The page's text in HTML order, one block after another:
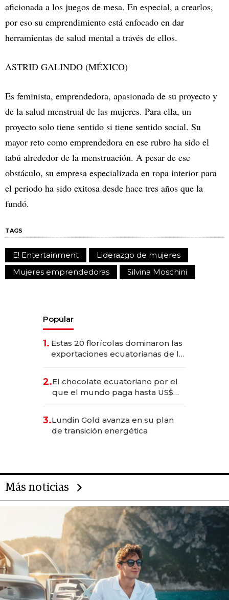
aficionada a los juegos de mesa. En especial, a crearlos,
por eso su emprendimiento está enfocado en dar
herramientas de salud mental a través de ellos.
ASTRID GALINDO (MÉXICO)
Es feminista, emprendedora, apasionada de su proyecto y
de la salud menstrual de las mujeres. Para ella, un
proyecto solo tiene sentido si tiene sentido social. Su
mayor reto como emprendedora en ese rubro ha sido el
tabú alrededor de la menstruación. A pesar de ese
obstáculo, su empresa especializada en ropa interior para
el periodo ha sido exitosa desde hace tres años que la
fundó.
TAGS
E! Entertainment
Liderazgo de mujeres
Mujeres emprendedoras
Silvina Moschini
Popular
1. Estas 20 florícolas dominaron las
exportaciones ecuatorianas de la
2.El chocolate ecuatoriano por el
que el mundo paga hasta US$
3.Lundin Gold avanza en su plan
de transición energética
Más noticias